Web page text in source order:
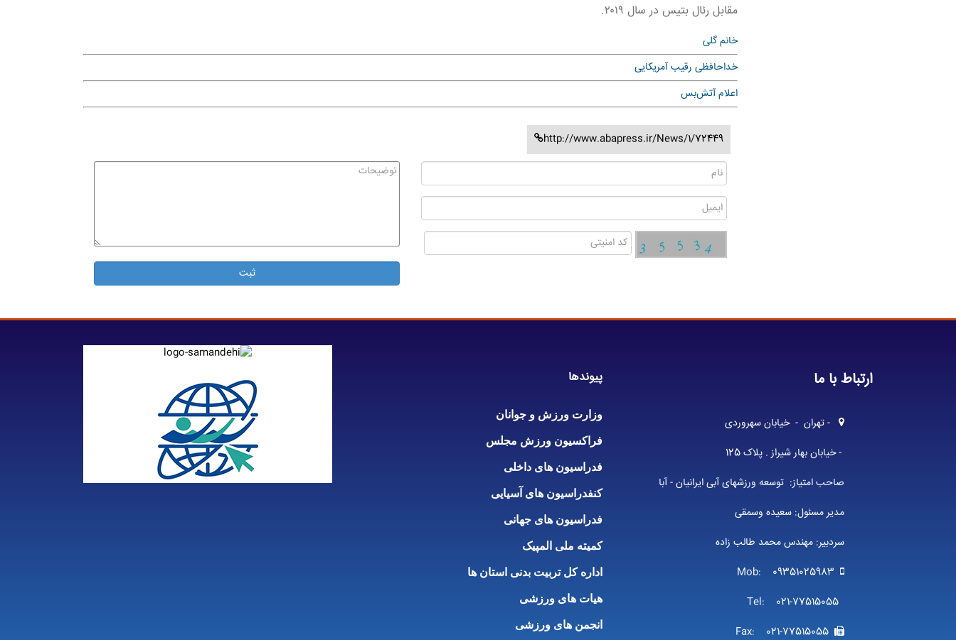
مقابل رئال بتیس در سال ۲۰۱۹.
خانم گلی
خداحافظی رقیب آمریکایی
اعلام آتش‌بس
http://www.abapress.ir/News/1/72449
ارتباط با ما
- تهران - خیابان سهروردی
- خیابان بهار شیراز . پلاک 125
صاحب امتیاز: توسعه ورزشهای آبی ایرانیان - آبا
مدیر مسئول: سعیده وسمقی
سردبیر: مهندس محمد طالب زاده
پیوندها
وزارت ورزش و جوانان
فراکسیون ورزش مجلس
فدراسیون های داخلی
کنفدراسیون های آسیایی
فدراسیون های جهانی
کمیته ملی المپیک
اداره کل تربیت بدنی استان ها
هیات های ورزشی
انجمن های ورزشی